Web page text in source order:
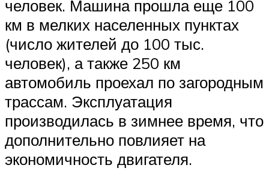
человек. Машина прошла еще 100
км в мелких населенных пунктах
(число жителей до 100 тыс.
человек), а также 250 км
автомобиль проехал по загородным
трассам. Эксплуатация
производилась в зимнее время, что
дополнительно повлияет на
экономичность двигателя.